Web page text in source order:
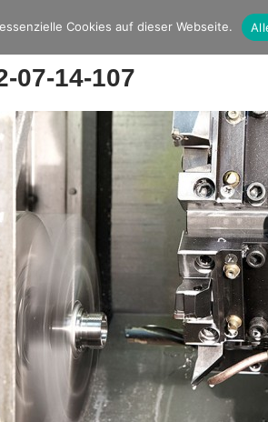
07-14-107
Cookies auf dieser Webseite.